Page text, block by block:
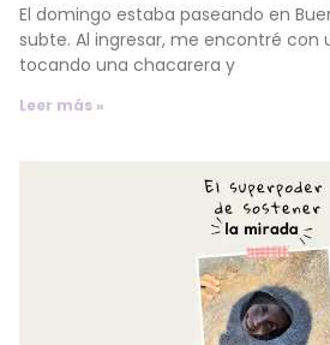
El domingo estaba paseando en
subte. Al ingresar, me encontré con
tocando una chacarera y
Leer más »